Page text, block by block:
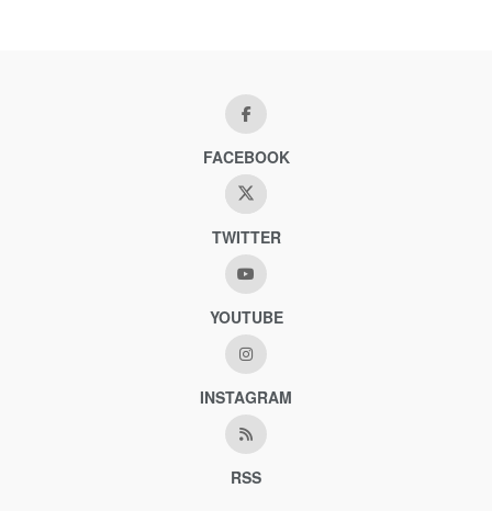
FACEBOOK
TWITTER
YOUTUBE
INSTAGRAM
RSS